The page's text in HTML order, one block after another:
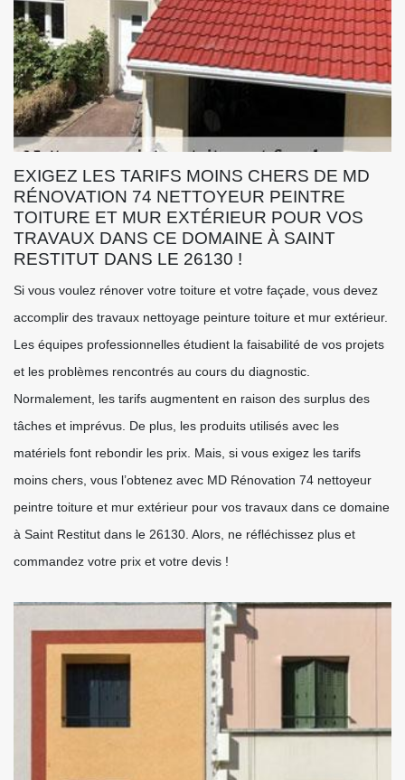
EXIGEZ LES TARIFS MOINS CHERS DE MD
RÉNOVATION 74 NETTOYEUR PEINTRE
TOITURE ET MUR EXTÉRIEUR POUR VOS
TRAVAUX DANS CE DOMAINE À SAINT
RESTITUT DANS LE 26130 !
Si vous voulez rénover votre toiture et votre façade, vous devez
accomplir des travaux nettoyage peinture toiture et mur extérieur.
Les équipes professionnelles étudient la faisabilité de vos projets
et les problèmes rencontrés au cours du diagnostic.
Normalement, les tarifs augmentent en raison des surplus des
tâches et imprévus. De plus, les produits utilisés avec les
matériels font rebondir les prix. Mais, si vous exigez les tarifs
moins chers, vous l’obtenez avec MD Rénovation 74 nettoyeur
peintre toiture et mur extérieur pour vos travaux dans ce domaine
à Saint Restitut dans le 26130. Alors, ne réfléchissez plus et
commandez votre prix et votre devis !